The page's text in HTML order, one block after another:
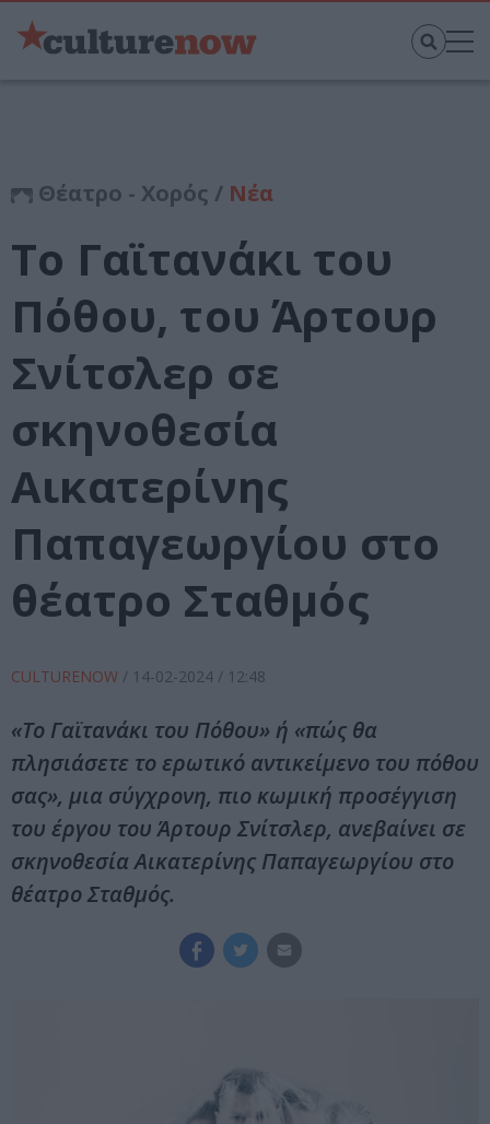
Θέατρο - Χορός / Νέα
Το Γαϊτανάκι του
Πόθου, του Άρτουρ
Σνίτσλερ σε
σκηνοθεσία
Αικατερίνης
Παπαγεωργίου στο
θέατρο Σταθμός
CULTURENOW / 14-02-2024 / 12:48
«Το Γαϊτανάκι του Πόθου» ή «πώς θα
πλησιάσετε το ερωτικό αντικείμενο του πόθου
σας», μια σύγχρονη, πιο κωμική προσέγγιση
του έργου του Άρτουρ Σνίτσλερ, ανεβαίνει σε
σκηνοθεσία Αικατερίνης Παπαγεωργίου στο
θέατρο Σταθμός.